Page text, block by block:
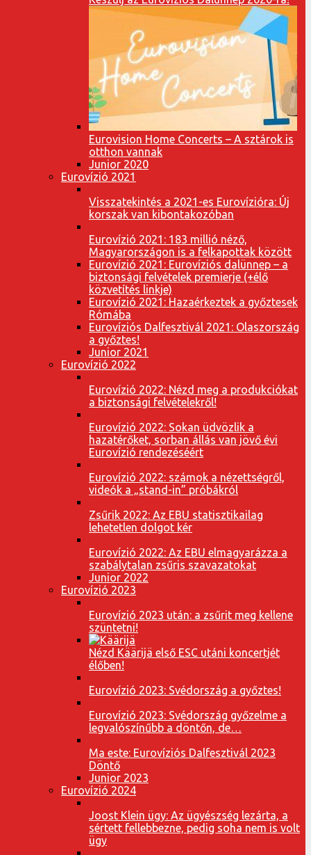
Eurovision Home Concerts – A sztárok is
otthon vannak
Junior 2020
Eurovízió 2021
Visszatekintés a 2021-es Eurovízióra: Új
korszak van kibontakozóban
Eurovízió 2021: 183 millió néző,
Magyarországon is a felkapottak között
Eurovízió 2021: Eurovíziós dalünnep – a
biztonsági felvételek premierje (+élő
közvetítés linkje)
Eurovízió 2021: Hazaérkeztek a győztesek
Rómába
Eurovíziós Dalfesztivál 2021: Olaszország
a győztes!
Junior 2021
Eurovízió 2022
Eurovízió 2022: Nézd meg a produkciókat
a biztonsági felvételekről!
Eurovízió 2022: Sokan üdvözlik a
hazatérőket, sorban állás van jövő évi
Eurovízió rendezéséért
Eurovízió 2022: számok a nézettségről,
videók a „stand-in” próbákról
Zsűrik 2022: Az EBU statisztikailag
lehetetlen dolgot kér
Eurovízió 2022: Az EBU elmagyarázza a
szabálytalan zsűris szavazatokat
Junior 2022
Eurovízió 2023
Eurovízió 2023 után: a zsűrit meg kellene
szüntetni!
Nézd Käärijä első ESC utáni koncertjét
élőben!
Eurovízió 2023: Svédország a győztes!
Eurovízió 2023: Svédország győzelme a
legvalószínűbb a döntőn, de…
Ma este: Eurovíziós Dalfesztivál 2023
Döntő
Junior 2023
Eurovízió 2024
Joost Klein ügy: Az ügyészség lezárta, a
sértett fellebbezne, pedig soha nem is volt
ügy